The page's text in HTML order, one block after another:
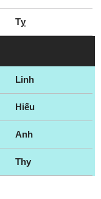
Tỵ
Linh
Hiếu
Anh
Thy